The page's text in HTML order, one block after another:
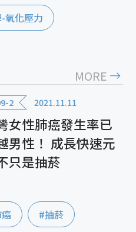
氧化壓力
MORE
2 2021.11.11
女性肺癌發生率已
男性！ 成長快速元
只是抽菸
#抽菸